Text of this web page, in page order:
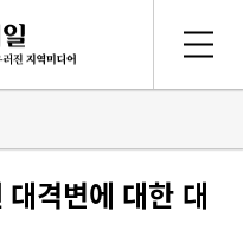
격변에 대한 대